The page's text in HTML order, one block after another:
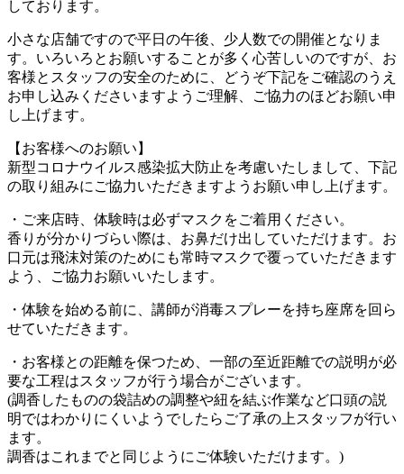
しております。
小さな店舗ですので平日の午後、少人数での開催となりま
す。いろいろとお願いすることが多く心苦しいのですが、お
客様とスタッフの安全のために、どうぞ下記をご確認のうえ
お申し込みくださいますようご理解、ご協力のほどお願い申
し上げます。
【お客様へのお願い】
新型コロナウイルス感染拡大防止を考慮いたしまして、下記
の取り組みにご協力いただきますようお願い申し上げます。
・ご来店時、体験時は必ずマスクをご着用ください。
香りが分かりづらい際は、お鼻だけ出していただけます。お
口元は飛沫対策のためにも常時マスクで覆っていただきます
よう、ご協力お願いいたします。
・体験を始める前に、講師が消毒スプレーを持ち座席を回ら
せていただきます。
・お客様との距離を保つため、一部の至近距離での説明が必
要な工程はスタッフが行う場合がございます。
(調香したものの袋詰めの調整や紐を結ぶ作業など口頭の説
明ではわかりにくいようでしたらご了承の上スタッフが行い
ます。
調香はこれまでと同じようにご体験いただけます。)